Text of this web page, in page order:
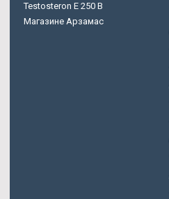
Testosteron E 250 В
Магазине Арзамас